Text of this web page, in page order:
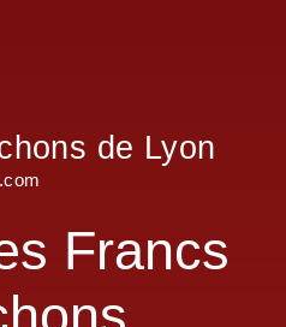
de Lyon
Francs